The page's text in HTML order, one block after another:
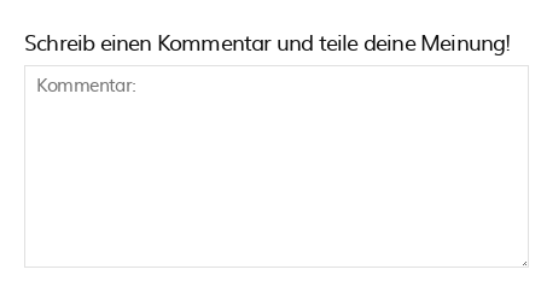
Schreib einen Kommentar und teile deine Meinung!